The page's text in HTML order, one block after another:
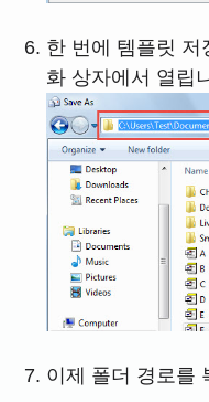
한 번에 템플릿 저
화 상자에서 열립
이제 폴더 경로를